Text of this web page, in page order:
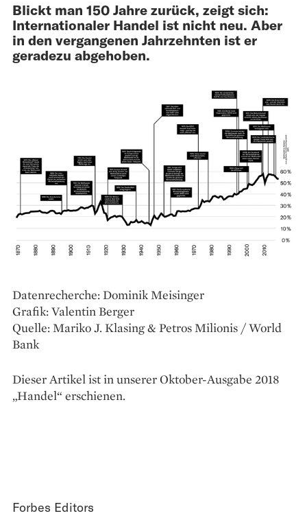
Blickt man 150 Jahre zurück, zeigt sich:
Internationaler Handel ist nicht neu. Aber
in den vergangenen Jahrzehnten ist er
geradezu abgehoben.
Datenrecherche: Dominik Meisinger
Grafik: Valentin Berger
Quelle: Mariko J. Klasing & Petros Milionis / World
Bank
Dieser Artikel ist in unserer Oktober-Ausgabe 2018
„Handel“ erschienen.
Forbes Editors